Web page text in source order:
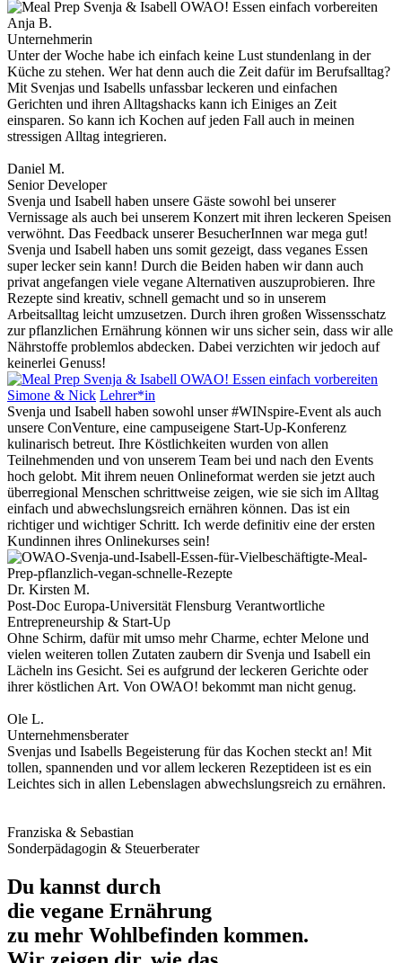
Anja B.
Unternehmerin
Unter der Woche habe ich einfach keine Lust stundenlang in der
Küche zu stehen. Wer hat denn auch die Zeit dafür im Berufsalltag?
Mit Svenjas und Isabells unfassbar leckeren und einfachen
Gerichten und ihren Alltagshacks kann ich Einiges an Zeit
einsparen. So kann ich Kochen auf jeden Fall auch in meinen
stressigen Alltag integrieren.
Daniel M.
Senior Developer
Svenja und Isabell haben unsere Gäste sowohl bei unserer
Vernissage als auch bei unserem Konzert mit ihren leckeren Speisen
verwöhnt. Das Feedback unserer BesucherInnen war mega gut!
Svenja und Isabell haben uns somit gezeigt, dass veganes Essen
super lecker sein kann! Durch die Beiden haben wir dann auch
privat angefangen viele vegane Alternativen auszuprobieren. Ihre
Rezepte sind kreativ, schnell gemacht und so in unserem
Arbeitsalltag leicht umzusetzen. Durch ihren großen Wissensschatz
zur pflanzlichen Ernährung können wir uns sicher sein, dass wir alle
Nährstoffe problemlos abdecken. Dabei verzichten wir jedoch auf
keinerlei Genuss!
Simone & Nick Lehrer*in
Svenja und Isabell haben sowohl unser #WINspire-Event als auch
unsere ConVenture, eine campuseigene Start-Up-Konferenz
kulinarisch betreut. Ihre Köstlichkeiten wurden von allen
Teilnehmenden und von unserem Team bei und nach den Events
hoch gelobt. Mit ihrem neuen Onlineformat werden sie jetzt auch
überregional Menschen schrittweise zeigen, wie sie sich im Alltag
einfach und abwechslungsreich ernähren können. Das ist ein
richtiger und wichtiger Schritt. Ich werde definitiv eine der ersten
Kundinnen ihres Onlinekurses sein!
Dr. Kirsten M.
Post-Doc Europa-Universität Flensburg Verantwortliche
Entrepreneurship & Start-Up
Ohne Schirm, dafür mit umso mehr Charme, echter Melone und
vielen weiteren tollen Zutaten zaubern dir Svenja und Isabell ein
Lächeln ins Gesicht. Sei es aufgrund der leckeren Gerichte oder
ihrer köstlichen Art. Von OWAO! bekommt man nicht genug.
Ole L.
Unternehmensberater
Svenjas und Isabells Begeisterung für das Kochen steckt an! Mit
tollen, spannenden und vor allem leckeren Rezeptideen ist es ein
Leichtes sich in allen Lebenslagen abwechslungsreich zu ernähren.
Franziska & Sebastian
Sonderpädagogin & Steuerberater
Du kannst durch
die vegane Ernährung
zu mehr Wohlbefinden kommen.